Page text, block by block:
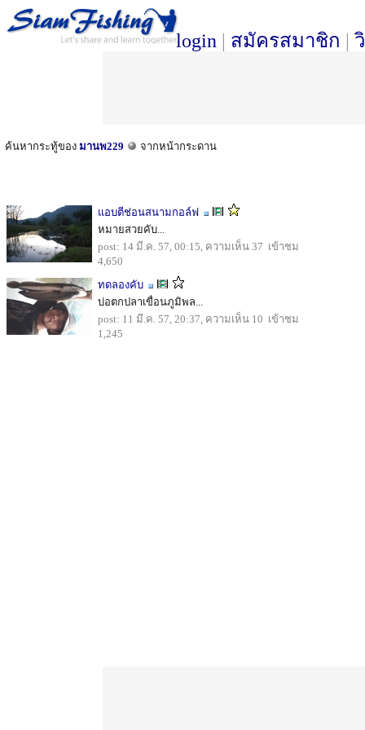
login | สมัครสมาชิก |
ค้นหากระทู้ของ มานพ229 จากหน้ากระดาน
แอบตีช่อนสนามกอล์ฟ
หมายสวยคับ...
post: 14 มี.ค. 57, 00:15, ความเห็น 37 เข้าชม
4,650
ทดลองคับ
บ่อตกปลาเขื่อนภูมิพล...
post: 11 มี.ค. 57, 20:37, ความเห็น 10 เข้าชม
1,245